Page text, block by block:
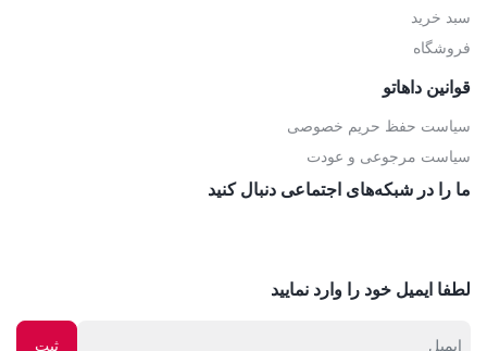
سبد خرید
فروشگاه
قوانین داهاتو
سیاست حفظ حریم خصوصی
سیاست مرجوعی و عودت
ما را در شبکه‌های اجتماعی دنبال کنید
لطفا ایمیل خود را وارد نمایید